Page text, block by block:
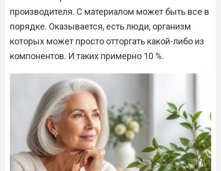
производителя. С материалом может быть все в
порядке. Оказывается, есть люди, организм
которых может просто отторгать какой-либо из
компонентов. И таких примерно 10 %.